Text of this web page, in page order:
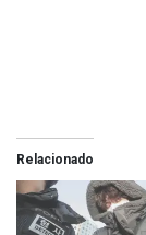
Relacionado